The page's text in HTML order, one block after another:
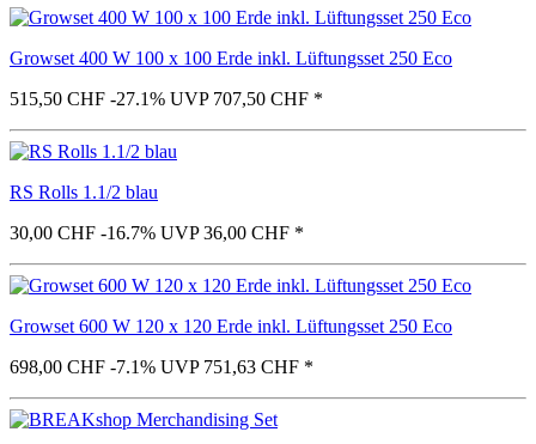
Growset 400 W 100 x 100 Erde inkl. Lüftungsset 250 Eco
515,50 CHF -27.1% UVP 707,50 CHF *
RS Rolls 1.1/2 blau
30,00 CHF -16.7% UVP 36,00 CHF *
Growset 600 W 120 x 120 Erde inkl. Lüftungsset 250 Eco
698,00 CHF -7.1% UVP 751,63 CHF *